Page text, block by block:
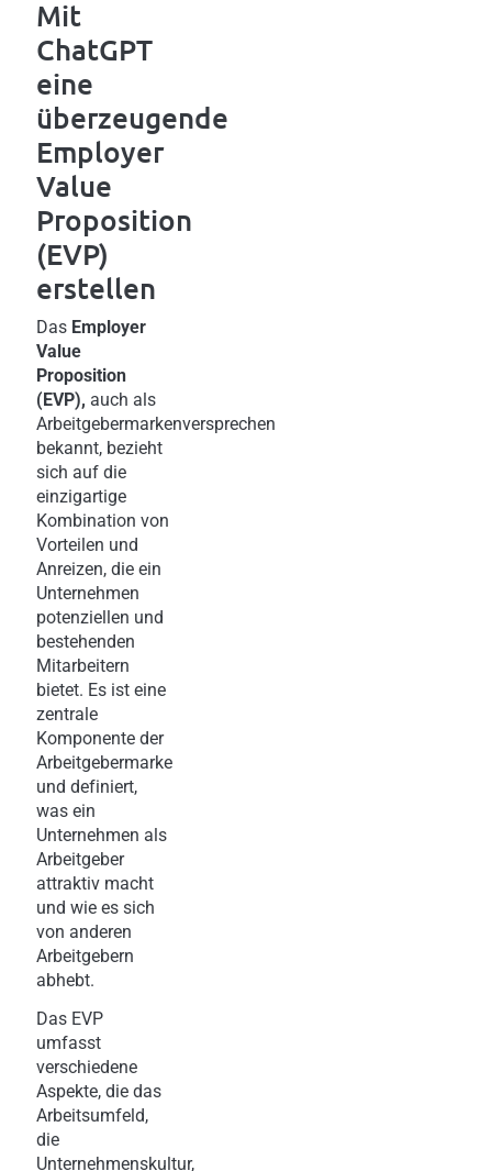
Mit
ChatGPT
eine
überzeugende
Employer
Value
Proposition
(EVP)
erstellen
Das Employer
Value
Proposition
(EVP), auch als
Arbeitgebermarkenversprechen
bekannt, bezieht
sich auf die
einzigartige
Kombination von
Vorteilen und
Anreizen, die ein
Unternehmen
potenziellen und
bestehenden
Mitarbeitern
bietet. Es ist eine
zentrale
Komponente der
Arbeitgebermarke
und definiert,
was ein
Unternehmen als
Arbeitgeber
attraktiv macht
und wie es sich
von anderen
Arbeitgebern
abhebt.
Das EVP
umfasst
verschiedene
Aspekte, die das
Arbeitsumfeld,
die
Unternehmenskultur,